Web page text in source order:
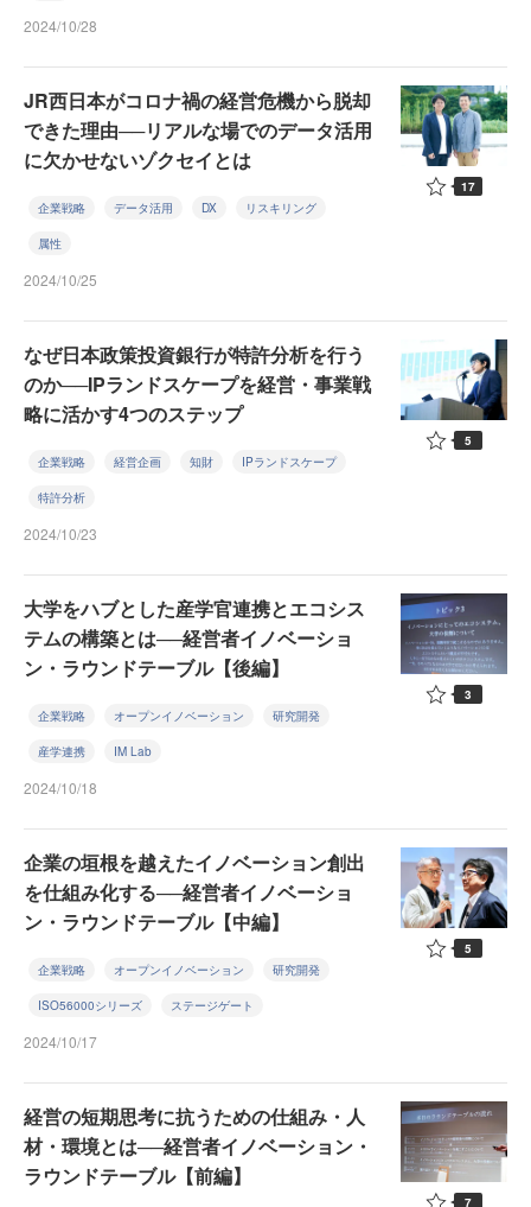
2024/10/28
JR西日本がコロナ禍の経営危機から脱却
できた理由──リアルな場でのデータ活用
に欠かせないゾクセイとは
企業戦略 データ活用 DX リスキリング
属性
2024/10/25
17
なぜ日本政策投資銀行が特許分析を行う
のか──IPランドスケープを経営・事業戦
略に活かす4つのステップ
企業戦略 経営企画 知財 IPランドスケープ
特許分析
2024/10/23
5
大学をハブとした産学官連携とエコシス
テムの構築とは──経営者イノベーショ
ン・ラウンドテーブル【後編】
企業戦略 オープンイノベーション 研究開発
産学連携 IM Lab
2024/10/18
3
企業の垣根を越えたイノベーション創出
を仕組み化する──経営者イノベーショ
ン・ラウンドテーブル【中編】
企業戦略 オープンイノベーション 研究開発
ISO56000シリーズ ステージゲート
2024/10/17
5
経営の短期思考に抗うための仕組み・人
材・環境とは──経営者イノベーション・
ラウンドテーブル【前編】
7